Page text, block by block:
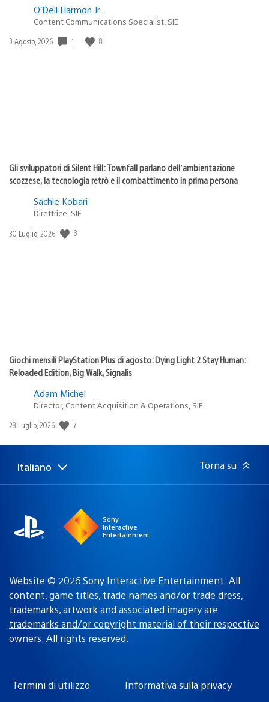
O’Dell Harmon Jr.
Content Communications Specialist, SIE
Data
3 Agosto, 2026 1 8
Gli sviluppatori di Silent Hill: Townfall parlano dell’ambientazione
scozzese, la tecnologia retrò e il combattimento in prima persona
Sachie Kobari
Direttrice, SIE
Data
30 Luglio, 2026 3
Giochi mensili PlayStation Plus di agosto: Dying Light 2 Stay Human:
Reloaded Edition, Big Walk, Signalis
Adam Michel
Director, Content Acquisition & Operations, SIE
Data
pubblicazione:
28 Luglio, 2026 7
Seleziona
Regione
Italiano Torna su
Sony
Interactive
Entertainment
Website © 2026 Sony Interactive Entertainment. All
content, game titles, trade names and/or trade dress,
trademarks, artwork and associated imagery are
trademarks and/or copyright material of their respective
owners. All rights reserved.
Termini di utilizzo
Informativa sulla privacy